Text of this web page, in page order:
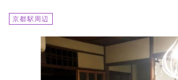
京都駅周辺